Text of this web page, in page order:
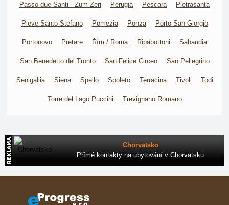
Passo due Santi - Zum Zeri Perugia Pescara Pietrasanta
Pieve Santo Stefano Pomezia Ponza Porto San Giorgio
Portonovo Pretare Řím / Roma Ripabottoni Sabaudia
San Benedetto del Tronto San Felice Circeo San Pellegrino
Senigallia Siena Spello Spoleto Terracina Tivoli Todi
Torre del Lago Puccini Trevignano Romano
Chorvatsko
Přímé kontakty na ubytování v Chorvatsku